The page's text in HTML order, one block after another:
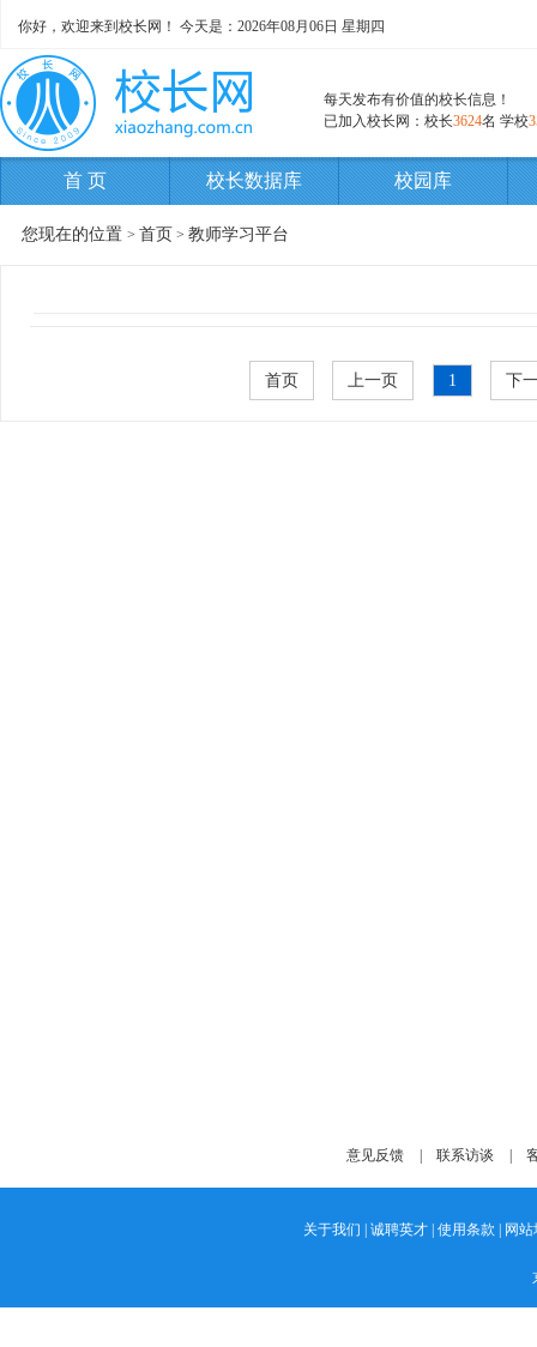
你好，欢迎来到校长网！ 今天是： 2026年08月06日 星期四
每天发布有价值的校长信息！
已加入校长网：校长3624名 学校
首 页 校长数据库 校园库
您现在的位置 > 首页 > 教师学习平台
首页 上一页 1 下
意见反馈 联系访谈
关于我们 诚聘英才 使用条款 网